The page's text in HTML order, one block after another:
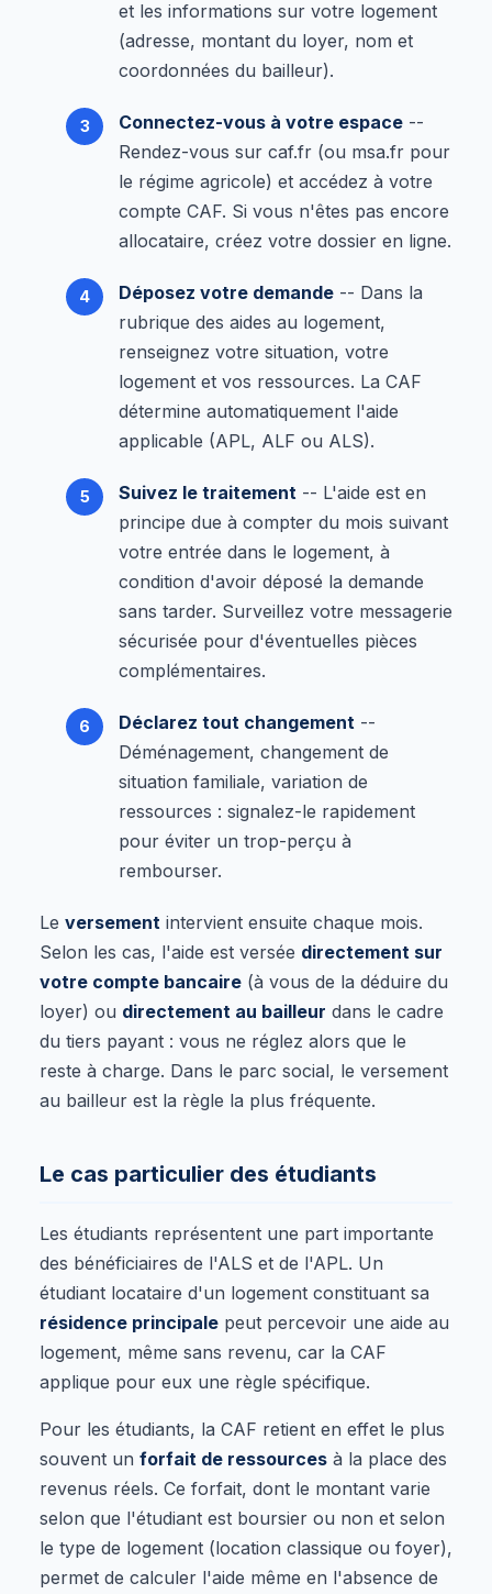
et les informations sur votre logement
(adresse, montant du loyer, nom et
coordonnées du bailleur).
Connectez-vous à votre espace --
Rendez-vous sur caf.fr (ou msa.fr pour
le régime agricole) et accédez à votre
compte CAF. Si vous n'êtes pas encore
allocataire, créez votre dossier en ligne.
Déposez votre demande -- Dans la
rubrique des aides au logement,
renseignez votre situation, votre
logement et vos ressources. La CAF
détermine automatiquement l'aide
applicable (APL, ALF ou ALS).
Suivez le traitement -- L'aide est en
principe due à compter du mois suivant
votre entrée dans le logement, à
condition d'avoir déposé la demande
sans tarder. Surveillez votre messagerie
sécurisée pour d'éventuelles pièces
complémentaires.
Déclarez tout changement --
Déménagement, changement de
situation familiale, variation de
ressources : signalez-le rapidement
pour éviter un trop-perçu à
rembourser.
Le versement intervient ensuite chaque mois.
Selon les cas, l'aide est versée directement sur
votre compte bancaire (à vous de la déduire du
loyer) ou directement au bailleur dans le cadre
du tiers payant : vous ne réglez alors que le
reste à charge. Dans le parc social, le versement
au bailleur est la règle la plus fréquente.
Le cas particulier des étudiants
Les étudiants représentent une part importante
des bénéficiaires de l'ALS et de l'APL. Un
étudiant locataire d'un logement constituant sa
résidence principale peut percevoir une aide au
logement, même sans revenu, car la CAF
applique pour eux une règle spécifique.
Pour les étudiants, la CAF retient en effet le plus
souvent un forfait de ressources à la place des
revenus réels. Ce forfait, dont le montant varie
selon que l'étudiant est boursier ou non et selon
le type de logement (location classique ou foyer),
permet de calculer l'aide même en l'absence de